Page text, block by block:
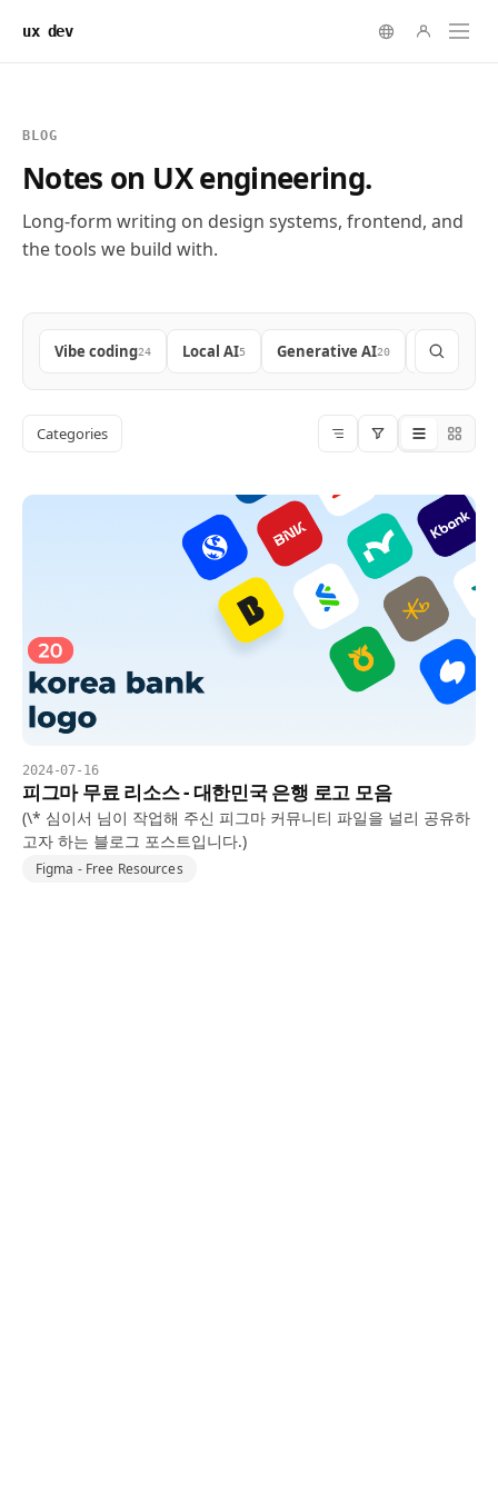
ux dev
BLOG
Notes on UX engineering.
Long-form writing on design systems, frontend, and
the tools we build with.
Vibe coding24 Local AI5 Generative AI20 Frontend
Categories
2024-07-16
피그마 무료 리소스 - 대한민국 은행 로고 모음
(\* 심이서 님이 작업해 주신 피그마 커뮤니티 파일을 널리 공유하
고자 하는 블로그 포스트입니다.)
Figma - Free Resources